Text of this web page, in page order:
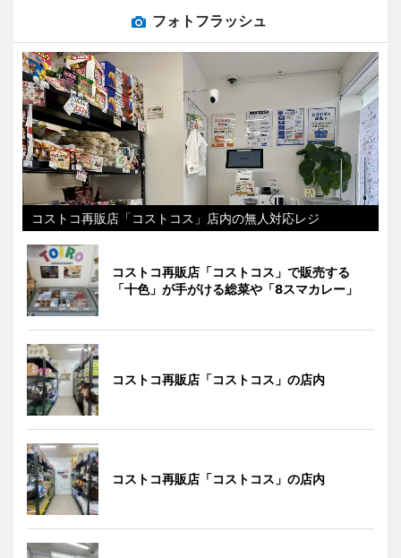
フォトフラッシュ
コストコ再販店「コストコス」店内の無人対応レジ
コストコ再販店「コストコス」で販売する
「十色」が手がける総菜や「8スマカレー」
コストコ再販店「コストコス」の店内
コストコ再販店「コストコス」の店内